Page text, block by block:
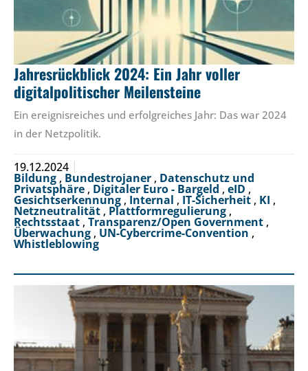
Jahresrückblick 2024: Ein Jahr voller
digitalpolitischer Meilensteine
Ein ereignisreiches und erfolgreiches Jahr: Das war 2024
in der Netzpolitik.
19.12.2024
Bildung , Bundestrojaner , Datenschutz und
Privatsphäre , Digitaler Euro - Bargeld , eID ,
Gesichtserkennung , Internal , IT-Sicherheit , KI ,
Netzneutralität , Plattformregulierung ,
Rechtsstaat , Transparenz/Open Government ,
Überwachung , UN-Cybercrime-Convention ,
Whistleblowing